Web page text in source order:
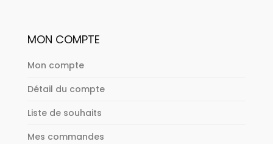
MON COMPTE
Mon compte
Détail du compte
Liste de souhaits
Mes commandes